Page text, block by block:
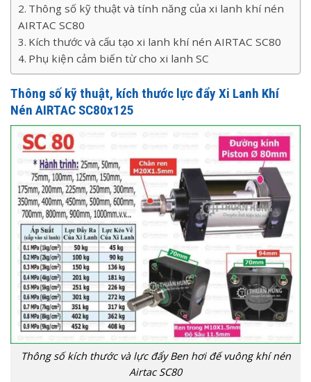
Thông số kỹ thuật và tính năng của xi lanh khí nén
AIRTAC SC80
Kích thước và cấu tạo xi lanh khí nén AIRTAC SC80
Phụ kiện cảm biến từ cho xi lanh SC
Thông số kỹ thuật, kích thước lực đẩy Xi Lanh Khí
Nén AIRTAC SC80x125
Thông số kích thước và lực đẩy Ben hơi đế vuông khí nén
Airtac SC80